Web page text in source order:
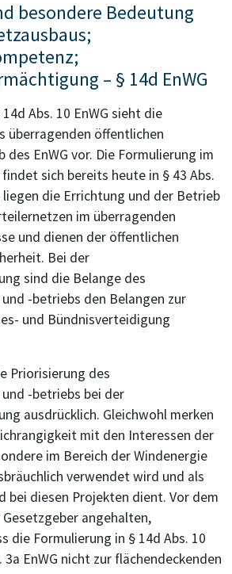
besondere Bedeutung
– § 14d EnWG
Abs. 10 EnWG sieht die
überragenden öffentlichen
des EnWG vor. Die Formulierung im
sich bereits heute in § 43 Abs.
liegen die Errichtung und der Betrieb
im überragenden
und dienen der öffentlichen
Bei der
sind die Belange des
-betriebs den Belangen zur
und Bündnisverteidigung
Priorisierung des
-betriebs bei der
ausdrücklich. Gleichwohl merken
mit den Interessen der
im Bereich der Windenergie
verwendet wird und als
bei diesen Projekten dient. Vor dem
angehalten,
die Formulierung in § 14d Abs. 10
3a EnWG nicht zur flächendeckenden